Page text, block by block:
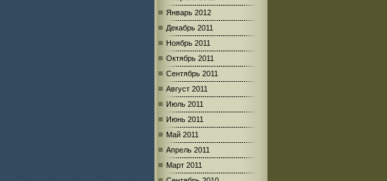
Январь 2012
Декабрь 2011
Ноябрь 2011
Октябрь 2011
Сентябрь 2011
Август 2011
Июль 2011
Июнь 2011
Май 2011
Апрель 2011
Март 2011